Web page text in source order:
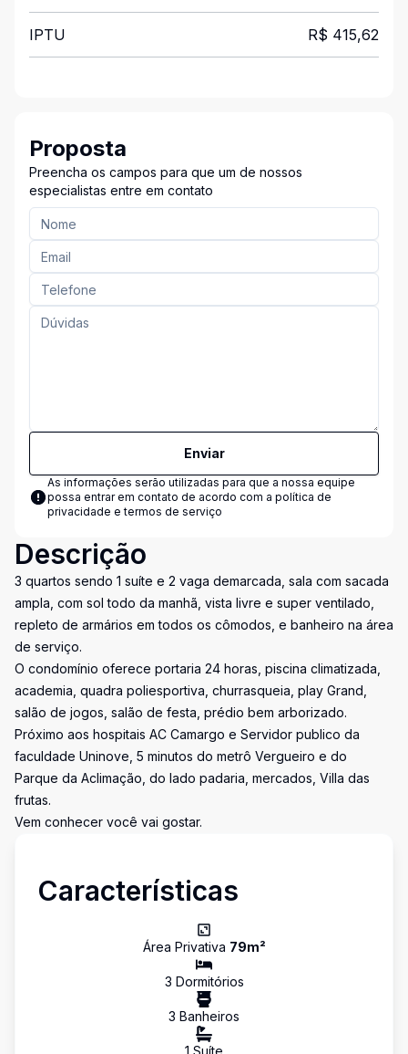
IPTU R$ 415,62
Proposta
Preencha os campos para que um de nossos
especialistas entre em contato
Enviar
As informações serão utilizadas para que a nossa equipe
possa entrar em contato de acordo com a política de
privacidade e termos de serviço
Descrição
3 quartos sendo 1 suíte e 2 vaga demarcada, sala com sacada
ampla, com sol todo da manhã, vista livre e super ventilado,
repleto de armários em todos os cômodos, e banheiro na área
de serviço.
O condomínio oferece portaria 24 horas, piscina climatizada,
academia, quadra poliesportiva, churrasqueia, play Grand,
salão de jogos, salão de festa, prédio bem arborizado.
Próximo aos hospitais AC Camargo e Servidor publico da
faculdade Uninove, 5 minutos do metrô Vergueiro e do
Parque da Aclimação, do lado padaria, mercados, Villa das
frutas.
Vem conhecer você vai gostar.
Características
Área Privativa 79m²
3 Dormitórios
3 Banheiros
1 Suíte